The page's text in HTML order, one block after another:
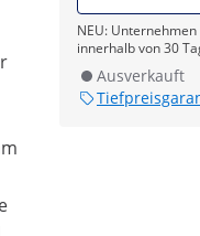
NEU:
innerhalb von 30
Ausverkauft